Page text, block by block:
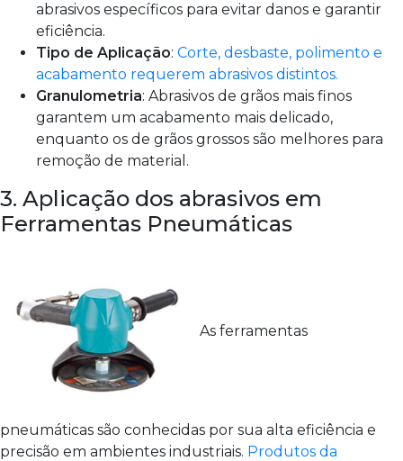
abrasivos específicos para evitar danos e garantir
eficiência.
Tipo de Aplicação: Corte, desbaste, polimento e
acabamento requerem abrasivos distintos.
Granulometria: Abrasivos de grãos mais finos
garantem um acabamento mais delicado,
enquanto os de grãos grossos são melhores para
remoção de material.
3. Aplicação dos abrasivos em
Ferramentas Pneumáticas
As ferramentas
pneumáticas são conhecidas por sua alta eficiência e
precisão em ambientes industriais. Produtos da